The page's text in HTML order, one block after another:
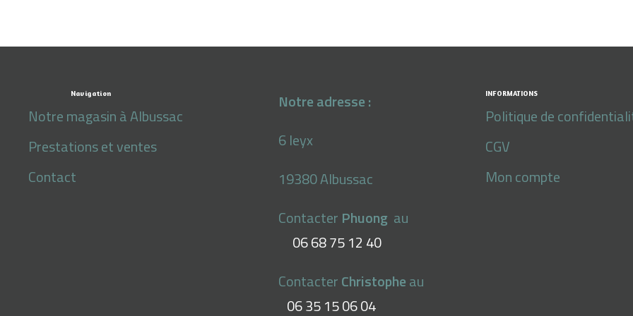
Navigation
Notre magasin à Albussac
Prestations et ventes
Contact
Notre adresse :
6 leyx
19380 Albussac
Contacter Phuong au
06 68 75 12 40
ContacterChristopheau
06 35 15 06 04
INFORMATIONS
Politique de
CGV
Mon compte